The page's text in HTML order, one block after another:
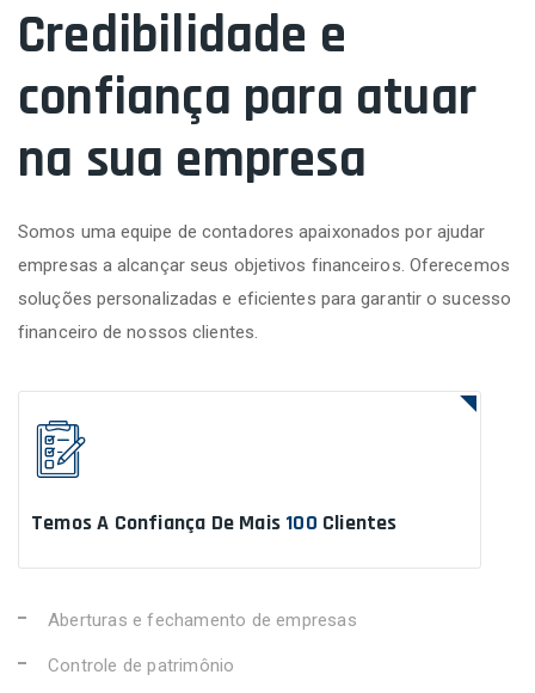
Credibilidade e
confiança para atuar
na sua empresa
Somos uma equipe de contadores apaixonados por ajudar
empresas a alcançar seus objetivos financeiros. Oferecemos
soluções personalizadas e eficientes para garantir o sucesso
financeiro de nossos clientes.
Temos A Confiança De Mais 100 Clientes
Aberturas e fechamento de empresas
Controle de patrimônio